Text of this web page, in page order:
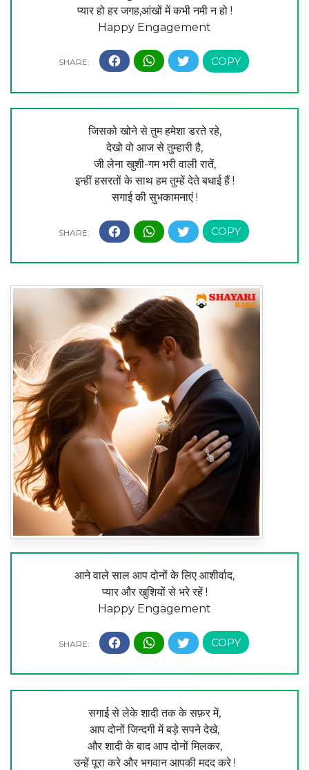
प्यार हो हर जगह,आंखों में कभी नमी न हो !
Happy Engagement
जिसको खोने से तुम हमेशा डरते रहे,
देखो वो आज से तुम्हारी है,
जी लेना खुशी-गम भरी वाली रातें,
इन्हीं हसरतों के साथ हम तुम्हें देते बधाई हैं !
सगाई की सुभकामनाएं !
आने वाले साल आप दोनों के लिए आशीर्वाद,
प्यार और खुशियों से भरे रहें !
Happy Engagement
सगाई से लेके शादी तक के सफ़र में,
आप दोनों जिन्दगी में बड़े सपने देखे,
और शादी के बाद आप दोनों मिलकर,
उन्हें पूरा करे और भगवान आपकी मदद करे !